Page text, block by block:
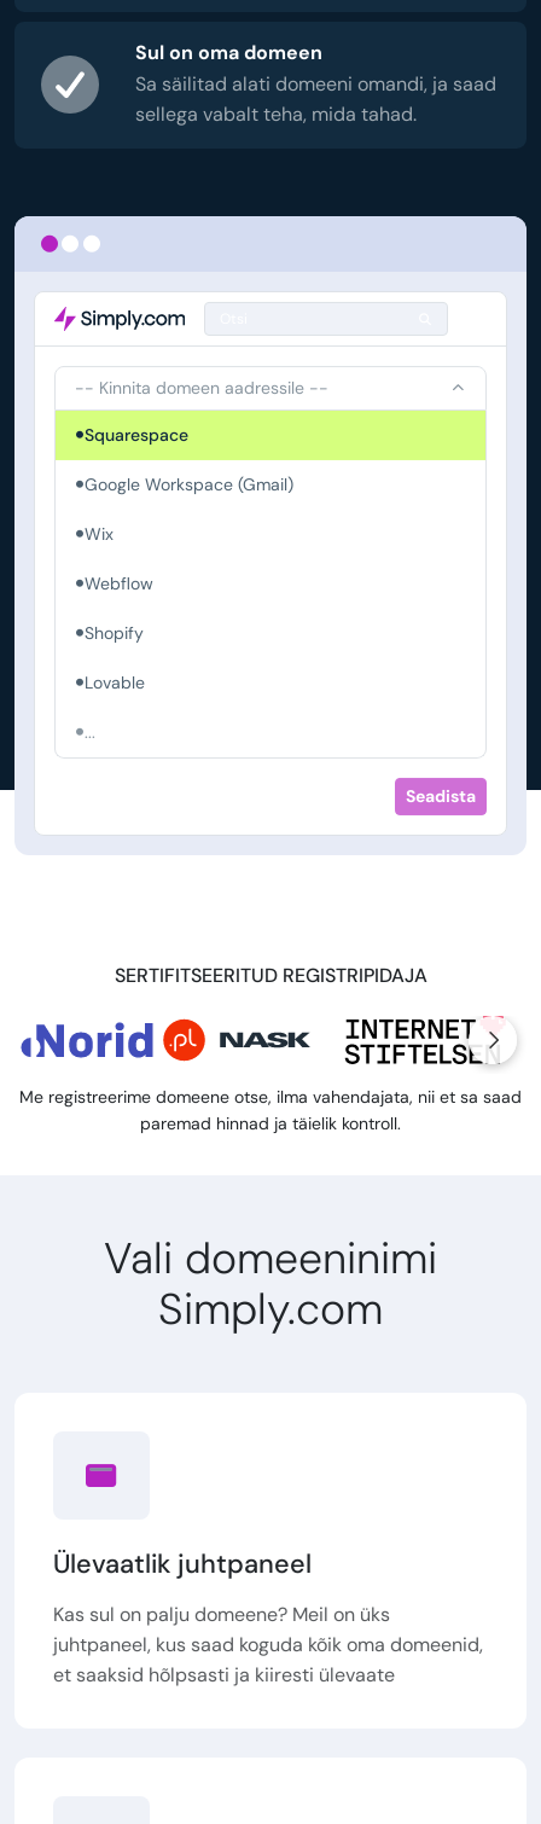
Sul on oma domeen
Sa säilitad alati domeeni omandi, ja saad
sellega vabalt teha, mida tahad.
-- Kinnita domeen aadressile --
Squarespace
Google Workspace (Gmail)
Wix
Webflow
Shopify
Lovable
...
Seadista
SERTIFITSEERITUD REGISTRIPIDAJA
Me registreerime domeene otse, ilma vahendajata, nii et sa saad
paremad hinnad ja täielik kontroll.
Vali domeeninimi
Simply.com
Ülevaatlik juhtpaneel
Kas sul on palju domeene? Meil on üks
juhtpaneel, kus saad koguda kõik oma domeenid,
et saaksid hõlpsasti ja kiiresti ülevaate